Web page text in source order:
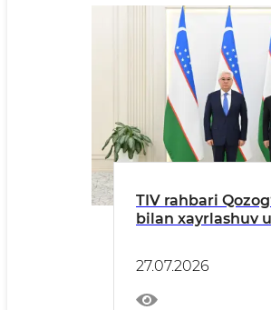
TIV rahbari
bilan xayrlashuv
27.07.2026